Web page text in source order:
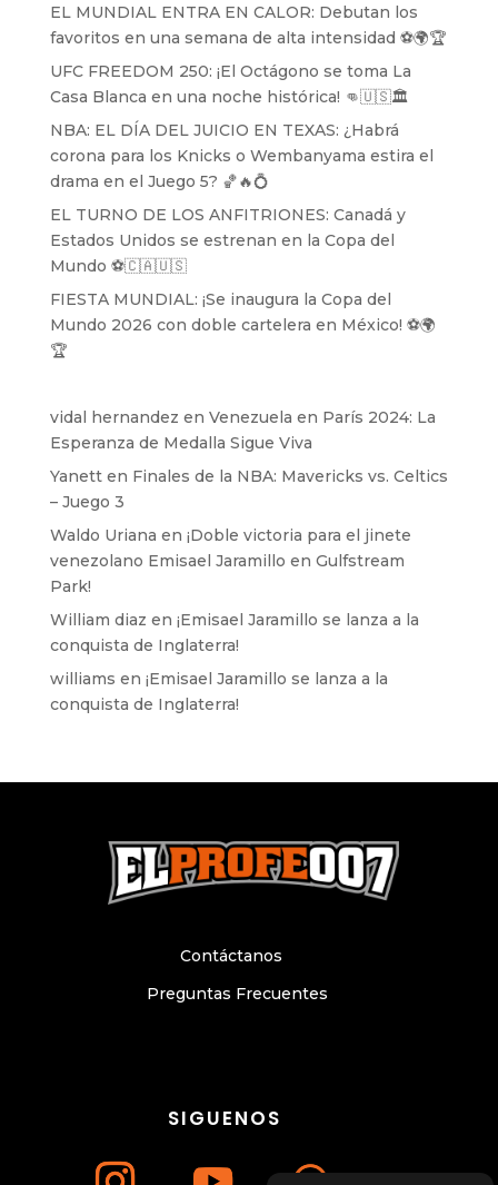
EL MUNDIAL ENTRA EN CALOR: Debutan los
favoritos en una semana de alta intensidad ⚽️🌍🏆
UFC FREEDOM 250: ¡El Octágono se toma La
Casa Blanca en una noche histórica! 👊🇺🇸🏛️
NBA: EL DÍA DEL JUICIO EN TEXAS: ¿Habrá
corona para los Knicks o Wembanyama estira el
drama en el Juego 5? 🏀🔥💍
EL TURNO DE LOS ANFITRIONES: Canadá y
Estados Unidos se estrenan en la Copa del
Mundo ⚽️🇨🇦🇺🇸
FIESTA MUNDIAL: ¡Se inaugura la Copa del
Mundo 2026 con doble cartelera en México! ⚽️🌍
🏆
vidal hernandez en Venezuela en París 2024: La
Esperanza de Medalla Sigue Viva
Yanetten Finales de la NBA: Mavericks vs. Celtics
– Juego 3
Waldo Uriana en ¡Doble victoria para el jinete
venezolano Emisael Jaramillo en Gulfstream
Park!
William diaz en ¡Emisael Jaramillo se lanza a la
conquista de Inglaterra!
williams en ¡Emisael Jaramillo se lanza a la
conquista de Inglaterra!
SIGUENOS
Preguntas Frecuentes
Contáctanos